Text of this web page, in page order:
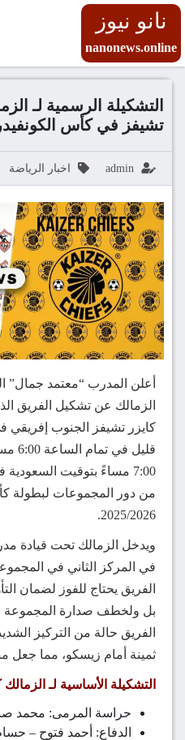
نانو نيوز
nanonews.online
التشكيلة الرسمية لـ
تشيفز في كأس
admin اخبار الرياضة
أعلن المدرب “معتمد جمال”
الزمالك عن تشكيل الفريق
كايزر تشيفز الجنوب إفريقي
7:00 مساءً بتوقيت
من دور المجموعات لبطولة
2025/2026.
ويدخل الزمالك تحت قيادة
الفريق يحتاج للفوز لضمان
بل ولخطف صدارة المجموعة
الفريق حالة من التركيز
ثمينة أمام زيسكو، مما جعل
التشكيلة الأساسية لـ الزمالك
حراسة المرمى: محمد
الدفاع: أحمد فتوح –